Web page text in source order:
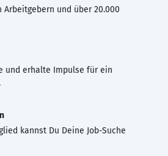
Arbeitgebern und über 20.000
und erhalte Impulse für ein
kannst Du Deine Job-Suche